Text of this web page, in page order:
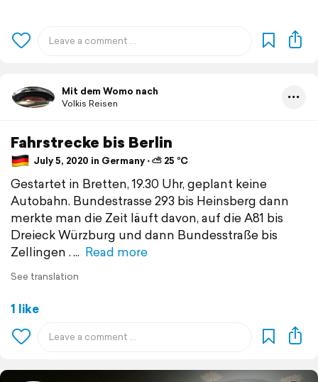
Mit dem Womo nach
Volkis Reisen
Fahrstrecke bis Berlin
July 5, 2020 in Germany ⋅ ⛅ 25 °C
Gestartet in Bretten, 19.30 Uhr, geplant keine
Autobahn. Bundestrasse 293 bis Heinsberg dann
merkte man die Zeit läuft davon, auf die A81 bis
Dreieck Würzburg und dann Bundesstraße bis
Zellingen .
Read more
See translation
1 like